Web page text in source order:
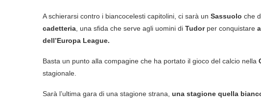
A schierarsi contro i biancocelesti capitolini, ci sarà un Sassuolo che
cadetteria , una sfida che serve agli uomini di Tudorper conquistare
dell’Europa League.
Basta un punto alla compagine che ha portato il gioco del calcio nella
stagionale.
Sarà l’ultima gara di una stagione strana, una stagione quella